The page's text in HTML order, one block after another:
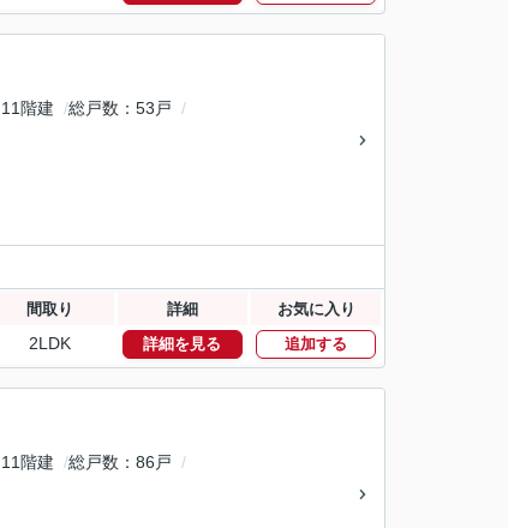
11階建 総戸数
53戸
間取り 詳細 お気に入り
2LDK 詳細を見る 追加する
11階建 総戸数
86戸